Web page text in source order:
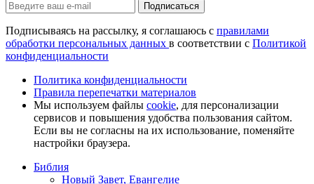
Подписаться
Подписываясь на рассылку, я соглашаюсь с правилами
обработки персональных данных в соответствии с Политикой
конфиденциальности
Политика конфиденциальности
Правила перепечатки материалов
Мы используем файлы cookie, для персонализации
сервисов и повышения удобства пользования сайтом.
Если вы не согласны на их использование, поменяйте
настройки браузера.
Библия
Новый Завет, Евангелие